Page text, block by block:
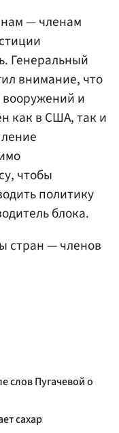
— членам
Генеральный
внимание, что
вооружений и
как в США, так и
чтобы
политику
блока.
стран — членов
слов Пугачевой о
сахар